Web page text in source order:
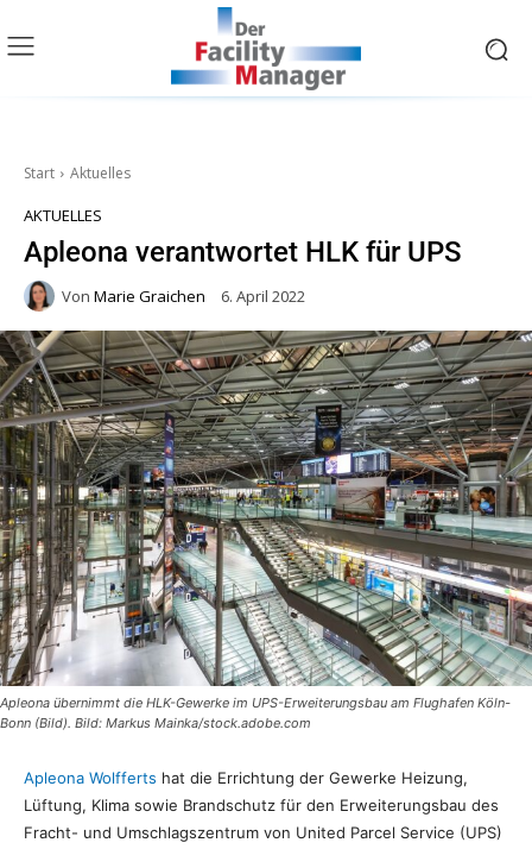
Start Aktuelles
AKTUELLES
Apleona verantwortet HLK für UPS
Von Marie Graichen 6. April 2022
Apleona übernimmt die HLK-Gewerke im UPS-Erweiterungsbau am Flughafen Köln-
Bonn (Bild). Bild: Markus Mainka/stock.adobe.com
Apleona Wolfferts hat die Errichtung der Gewerke Heizung,
Lüftung, Klima sowie Brandschutz für den Erweiterungsbau des
Fracht- und Umschlagszentrum von United Parcel Service (UPS)